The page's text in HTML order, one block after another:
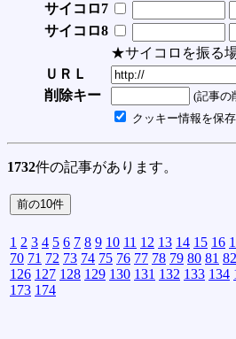
サイコロ7
サイコロ8
★サイコロを振る
ＵＲＬ
削除キー
(記事の
クッキー情報を保存
1732件の記事があります。
1 2 3 4 5 6 7 8 9 10 11 12 13 14 15 16
70 71 72 73 74 75 76 77 78 79 80 81 82
126 127 128 129 130 131 132 133 134
173 174